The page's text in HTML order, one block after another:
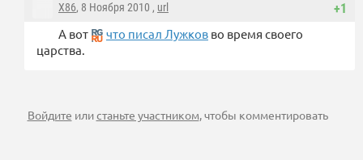
+1
X86, 8 Ноября 2010 , url
А вот что писал Лужков во время своего
царства.
Войдите илистаньте участником, чтобы комментировать